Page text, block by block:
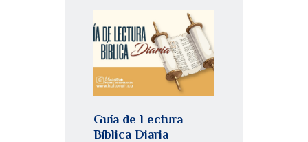
Guía de Lectura
Bíblica Diaria